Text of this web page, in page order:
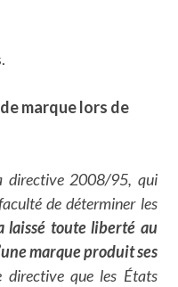
marque lors de
directive 2008/95, qui
de déterminer les
laissé toute liberté au
marque produit ses
directive que les États